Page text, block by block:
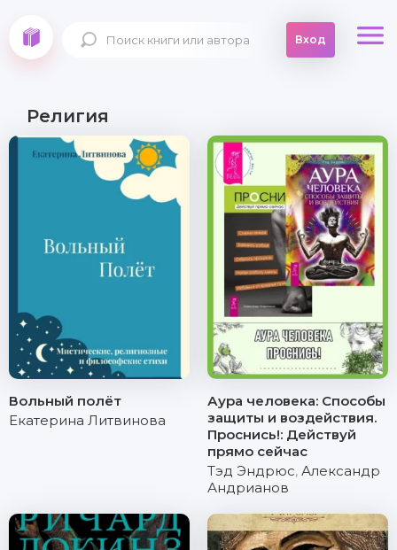
Вход
Религия
Вольный полёт
Екатерина Литвинова
Аура человека: Способы
защиты и воздействия.
Проснись!: Действуй
прямо сейчас
Тэд Эндрюс, Александр
Андрианов